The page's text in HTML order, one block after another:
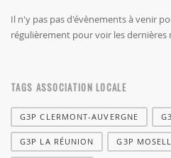
Il n'y pas pas d'évènements à venir
régulièrement pour voir les dernières
TAGS ASSOCIATION LOCALE
G3P CLERMONT-AUVERGNE
G3P LA RÉUNION G3P